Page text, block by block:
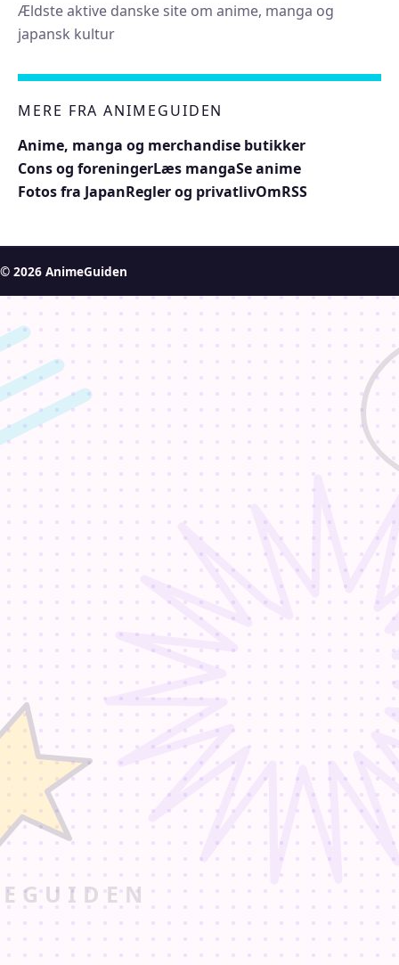
Ældste aktive danske site om anime, manga og
japansk kultur
MERE FRA ANIMEGUIDEN
Anime, manga og merchandise butikker
Cons og foreningerLæs mangaSe anime
Fotos fra JapanRegler og privatlivOmRSS
© 2026 AnimeGuiden